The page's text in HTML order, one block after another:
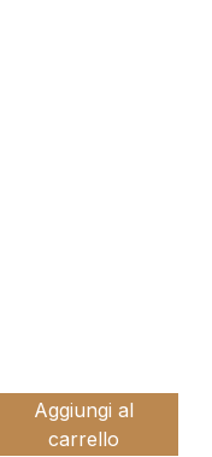
Aggiungi al
carrello